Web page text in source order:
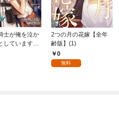
士が俺を泣か
しています
1
2つの月の花嫁【全年
齢版】(1)
0
無料